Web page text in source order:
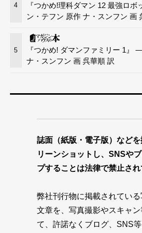
4
『つかめ!理科ダマン 12 最強ロ
ン・テフン 原作 ナ・スンフン 画
5
『つかめ! ダマンファミリー 1』
ナ・スンフン 画 呉華順 訳
誌面（紙版・電子版）などを
リーンショットし、SNSや
プすることは法律で禁止され
弊社刊行物に掲載されてい
文章を、写真撮影やスキャン
て、許諾なくブログ、SNS